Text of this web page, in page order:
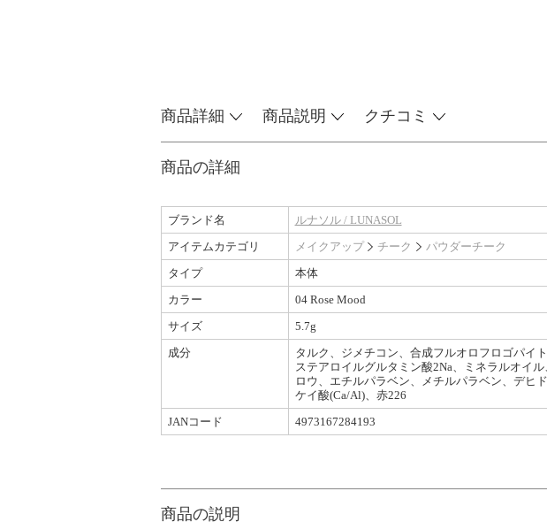
商品詳細 商品説明 クチコミ
商品の詳細
ブランド名
ルナソル / LUNASOL
アイテムカテゴリ
メイクアップ チーク
パウダーチーク
タイプ
本体
カラー
04 Rose Mood
サイズ
5.7g
成分
タルク、ジメチコン、合成フルオロフロゴパイ
ステアロイルグルタミン酸2Na、ミネラルオイ
ロウ、エチルパラベン、メチルパラベン、デヒ
ケイ酸(Ca/Al)、赤226
JANコード
4973167284193
商品の説明